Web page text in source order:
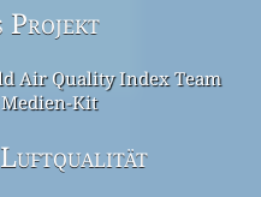
Projekt
Air Quality Index Team
Kit
Luftqualität